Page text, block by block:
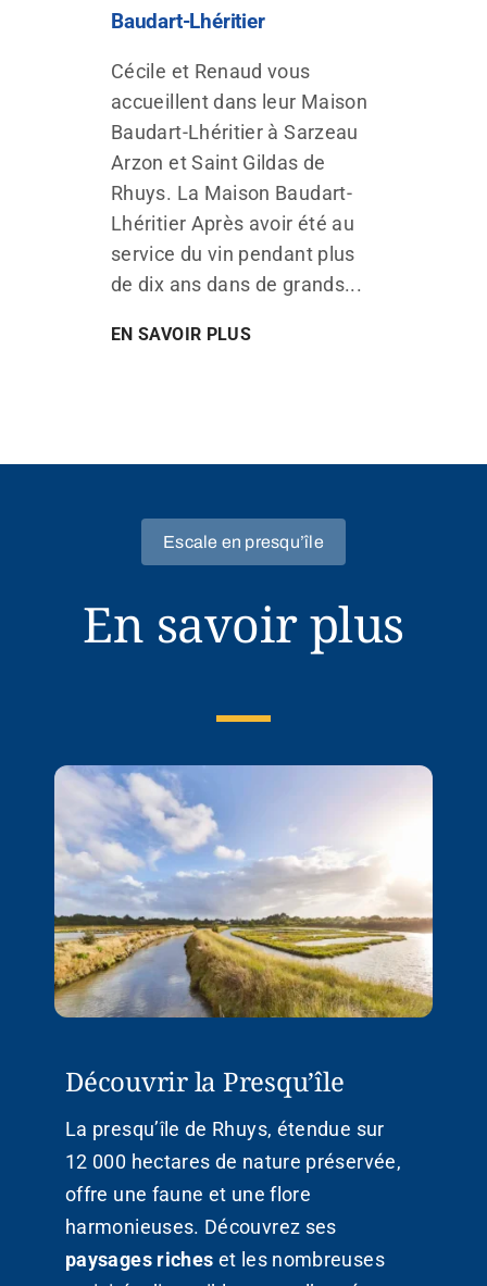
Baudart-Lhéritier
Cécile et Renaud vous
accueillent dans leur Maison
Baudart-Lhéritier à Sarzeau
Arzon et Saint Gildas de
Rhuys. La Maison Baudart-
Lhéritier Après avoir été au
service du vin pendant plus
de dix ans dans de grands...
EN SAVOIR PLUS
Escale en presqu’île
En savoir plus
Découvrir la Presqu’île
La presqu’île de Rhuys, étendue sur
12 000 hectares de nature préservée,
offre une faune et une flore
harmonieuses. Découvrez ses
paysages riches et les nombreuses